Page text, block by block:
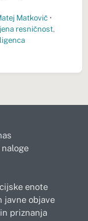
Matkovič •
resničnost,
enote
javne objave
priznanja